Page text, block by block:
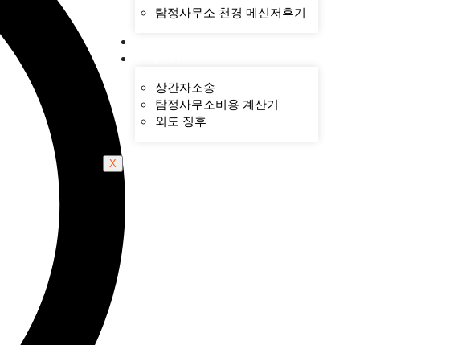
탐정사무소 천경 메신저후기
상간자소송
탐정사무소비용 계산기
외도 징후
X